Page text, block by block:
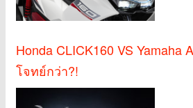
Honda CLICK160 VS Yamaha
โจทย์กว่า?!